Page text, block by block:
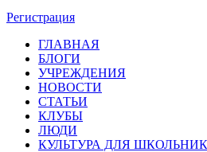
Регистрация
ГЛАВНАЯ
БЛОГИ
УЧРЕЖДЕНИЯ
НОВОСТИ
СТАТЬИ
КЛУБЫ
ЛЮДИ
КУЛЬТУРА ДЛЯ